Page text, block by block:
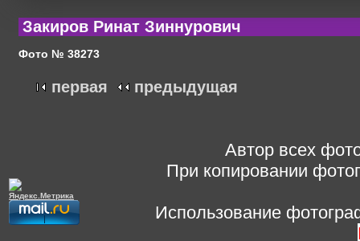
Закиров Ринат Зиннурович
Фото № 38273
первая предыдущая
Автор всех
При копировании
Использование